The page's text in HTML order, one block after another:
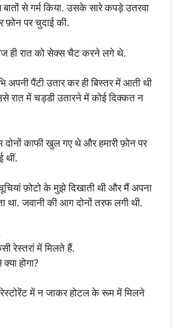
से गर्म किया. उसके सारे कपड़े उतरवा
फ़ोन पर चुदाई की.
ही रात को सेक्स चैट करने लगे थे.
अपनी पैंटी उतार कर ही बिस्तर में आती थी
रात में चड्डी उतारने में कोई दिक्कत न
दोनों काफी खुल गए थे और हमारी फ़ोन पर
थीं.
फ़ोटो के मुझे दिखाती थी और मैं अपना
था. जवानी की आग दोनों तरफ लगी थी.
रेस्तरां में मिलते हैं.
होगा?
में न जाकर होटल के रूम में मिलने